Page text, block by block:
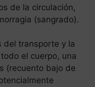
de la circulación,
(sangrado).
del transporte y la
el cuerpo, una
(recuento bajo de